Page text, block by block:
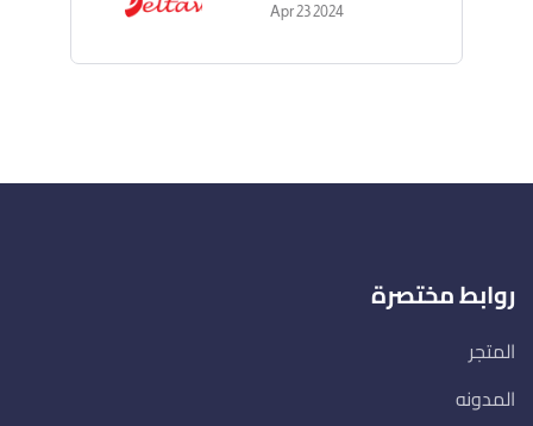
Apr 23 2024
روابط مختصرة
المتجر
المدونه